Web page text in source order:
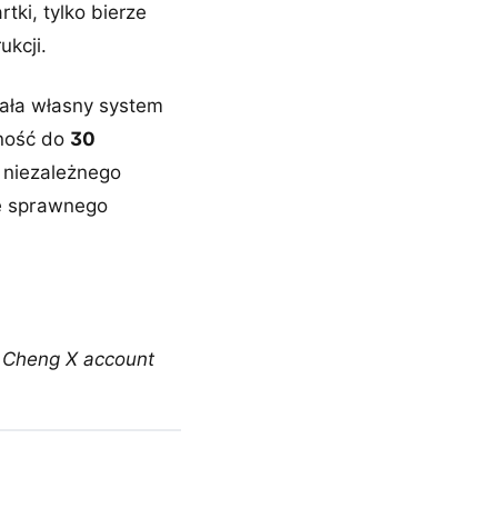
tylko bierze
własny system
do 30
sprawnego
X account